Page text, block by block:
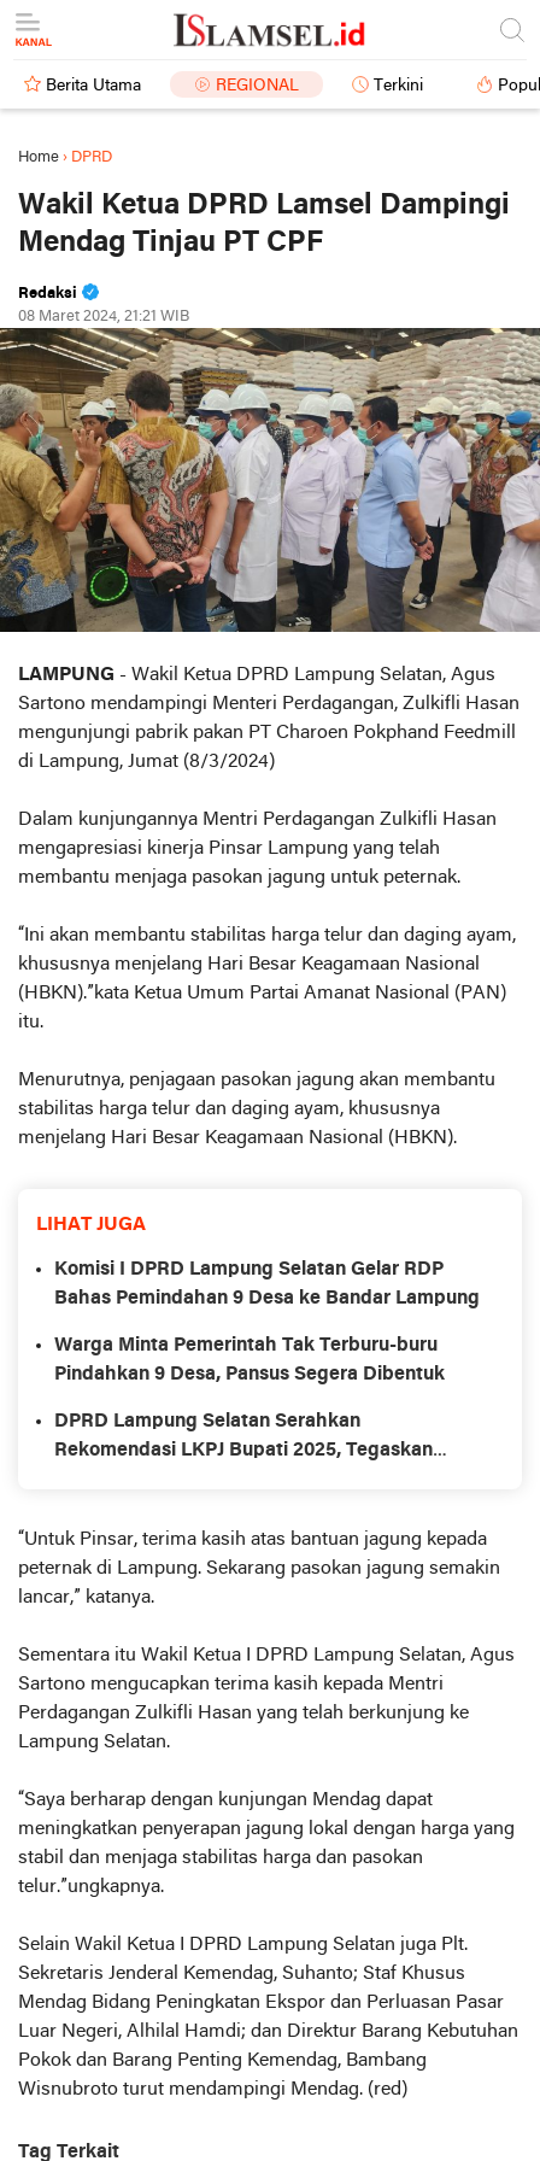
Berita Utama REGIONAL Terkini
Home › DPRD
Wakil Ketua DPRD Lamsel Dampingi
Mendag Tinjau PT CPF
Redaksi
08 Maret 2024, 21:21 WIB
LAMPUNG - Wakil Ketua DPRD Lampung Selatan, Agus
Sartono mendampingi Menteri Perdagangan, Zulkifli Hasan
mengunjungi pabrik pakan PT Charoen Pokphand Feedmill
di Lampung, Jumat (8/3/2024)
Dalam kunjungannya Mentri Perdagangan Zulkifli Hasan
mengapresiasi kinerja Pinsar Lampung yang telah
membantu menjaga pasokan jagung untuk peternak.
“Ini akan membantu stabilitas harga telur dan daging ayam,
khususnya menjelang Hari Besar Keagamaan Nasional
(HBKN).”kata Ketua Umum Partai Amanat Nasional (PAN)
itu.
Menurutnya, penjagaan pasokan jagung akan membantu
stabilitas harga telur dan daging ayam, khususnya
menjelang Hari Besar Keagamaan Nasional (HBKN).
LIHAT JUGA
Komisi I DPRD Lampung Selatan Gelar RDP
Bahas Pemindahan 9 Desa ke Bandar Lampung
Warga Minta Pemerintah Tak Terburu-buru
Pindahkan 9 Desa, Pansus Segera Dibentuk
DPRD Lampung Selatan Serahkan
Rekomendasi LKPJ Bupati 2025, Tegaskan
“Untuk Pinsar, terima kasih atas bantuan jagung kepada
peternak di Lampung. Sekarang pasokan jagung semakin
lancar,” katanya.
Sementara itu Wakil Ketua I DPRD Lampung Selatan, Agus
Sartono mengucapkan terima kasih kepada Mentri
Perdagangan Zulkifli Hasan yang telah berkunjung ke
Lampung Selatan.
“Saya berharap dengan kunjungan Mendag dapat
meningkatkan penyerapan jagung lokal dengan harga yang
stabil dan menjaga stabilitas harga dan pasokan
telur.”ungkapnya.
Selain Wakil Ketua I DPRD Lampung Selatan juga Plt.
Sekretaris Jenderal Kemendag, Suhanto; Staf Khusus
Mendag Bidang Peningkatan Ekspor dan Perluasan Pasar
Luar Negeri, Alhilal Hamdi; dan Direktur Barang Kebutuhan
Pokok dan Barang Penting Kemendag, Bambang
Wisnubroto turut mendampingi Mendag. (red)
Tag Terkait